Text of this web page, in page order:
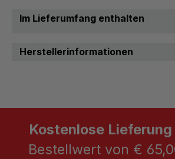
Im Lieferumfang enthalten
Herstellerinformationen
Kostenlose Lieferung
Bestellwert von €